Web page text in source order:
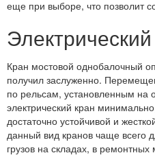
еще при выборе, что позволит
Кран мостовой однобалочный
получил заслуженно.
по рельсам, установленным на
электрический кран
достаточно устойчивой и
данный вид кранов чаще
грузов на складах, в